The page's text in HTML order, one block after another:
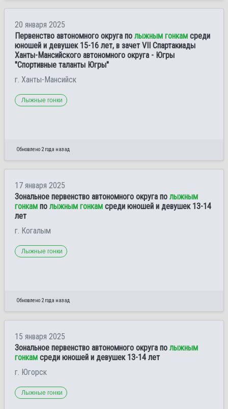
20 января 2025
Первенство автономного округа по лыжным гонкам среди
юношей и девушек 15-16 лет, в зачет VII Спартакиады
Ханты-Мансийского автономного округа - Югры
"Спортивные таланты Югры"
г. Ханты-Мансийск
Лыжные гонки
Обновлено 2 года назад
17 января 2025
Зональное первенство автономного округа по лыжным
гонкам по лыжным гонкам среди юношей и девушек 13-14
лет
г. Когалым
Лыжные гонки
Обновлено 2 года назад
15 января 2025
Зональное первенство автономного округа по лыжным
гонкам среди юношей и девушек 13-14 лет
г. Югорск
Лыжные гонки